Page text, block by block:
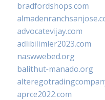
bradfordshops.com
advocatevijay.com
adlibilimler2023.com
naswwebed.org
balithut-manado.org
aprce2022.com